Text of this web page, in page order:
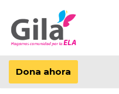
Saltar
al
contenido
Dona ahora